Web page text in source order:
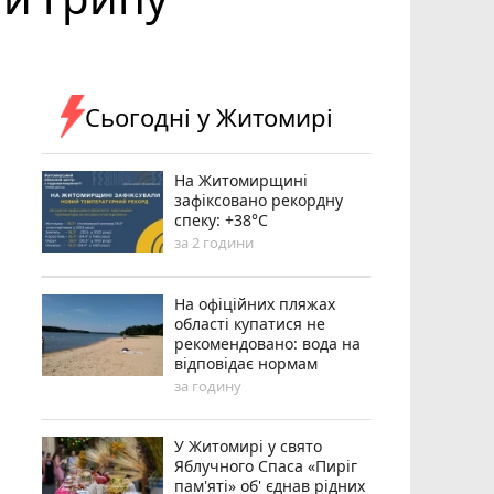
Сьогодні у Житомирі
Н️а Житомирщині
зафіксовано рекордну
спеку: +38°C
за 2 години
На офіційних пляжах
області купатися не
рекомендовано: вода на
відповідає нормам
за годину
У Житомирі у свято
Яблучного Спаса «Пиріг
пам'яті» об' єднав рідних